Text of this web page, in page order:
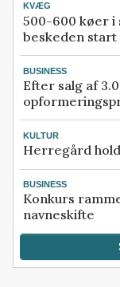
KVÆG
500-600 køer i
beskeden
BUSINESS
Efter salg af
KULTUR
Herregård
BUSINESS
Konkurs
navneskifte